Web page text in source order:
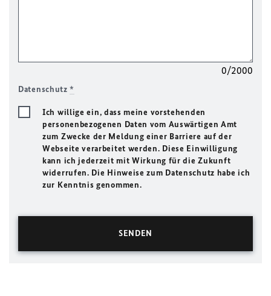
0/2000
Datenschutz*
Ich willige ein, dass meine vorstehenden
personenbezogenen Daten vom Auswärtigen Amt
zum Zwecke der Meldung einer Barriere auf der
Webseite verarbeitet werden. Diese Einwilligung
kann ich jederzeit mit Wirkung für die Zukunft
widerrufen. Die Hinweise zum Datenschutz habe ich
zur Kenntnis genommen.